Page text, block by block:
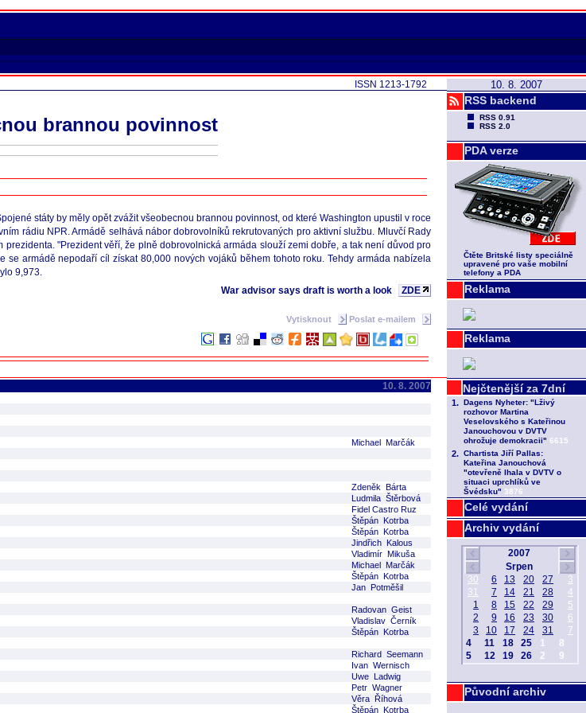
10. 8. 2007
RSS backend
RSS 0.91
RSS 2.0
PDA verze
Čtěte Britské listy speciálně
upravené pro vaše mobilní
telefony a PDA
Reklama
Reklama
Celé vydání
Archiv vydání
Původní archiv
ISSN 1213-1792
brannou povinnost
státy by měly opět zvážit všeobecnou brannou povinnost, od které Washington upustil v roce
rádiu NPR. Armádě selhává nábor dobrovolníků rekrutovaných pro aktivní službu. Mluvčí Rady
"Prezident věří, že plně dobrovolnická armáda slouží zemi dobře, a tak není důvod pro
armádě nepodaří cíl získat 80,000 nových vojáků během tohoto roku. Tehdy armáda nabízela
9,973.
War advisor says draft is worth a look
ZDE
Vytisknout Poslat e-mailem
10. 8. 2007
Michael Marčák
Zdeněk Bárta
Ludmila Štěrbová
Fidel Castro Ruz
Štěpán Kotrba
Štěpán Kotrba
Jindřich Kalous
Vladimír Mikuša
Michael Marčák
Štěpán Kotrba
Jan Potměšil
Radovan Geist
Vladislav Černík
Štěpán Kotrba
Richard Seemann
Ivan Wernisch
Uwe Ladwig
Petr Wagner
Věra Říhová
Štěpán Kotrba